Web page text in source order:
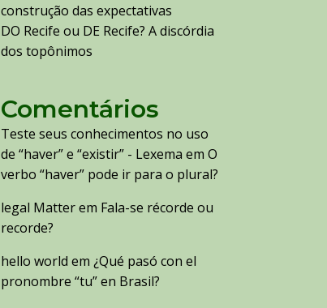
construção das expectativas
DO Recife ou DE Recife? A discórdia
dos topônimos
Comentários
Teste seus conhecimentos no uso
de “haver” e “existir” - Lexema em O
verbo “haver” pode ir para o plural?
legal Matterem Fala-se récorde ou
recorde?
hello world em ¿Qué pasó con el
pronombre “tu” en Brasil?